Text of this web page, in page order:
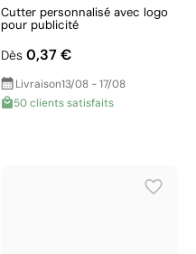
Cutter personnalisé avec logo
pour publicité
Dès 0,37 €
Livraison13/08 - 17/08
50 clients satisfaits